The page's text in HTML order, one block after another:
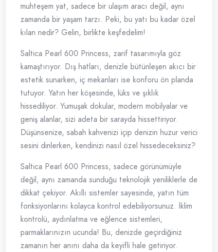
muhteşem yat, sadece bir ulaşım aracı değil, aynı
zamanda bir yaşam tarzı. Peki, bu yatı bu kadar özel
kılan nedir? Gelin, birlikte keşfedelim!
Saltica Pearl 600 Princess, zarif tasarımıyla göz
kamaştırıyor. Dış hatları, denizle bütünleşen akıcı bir
estetik sunarken, iç mekanları ise konforu ön planda
tutuyor. Yatın her köşesinde, lüks ve şıklık
hissediliyor. Yumuşak dokular, modern mobilyalar ve
geniş alanlar, sizi adeta bir sarayda hissettiriyor.
Düşünsenize, sabah kahvenizi içip denizin huzur verici
sesini dinlerken, kendinizi nasıl özel hissedeceksiniz?
Saltica Pearl 600 Princess, sadece görünümüyle
değil, aynı zamanda sunduğu teknolojik yeniliklerle de
dikkat çekiyor. Akıllı sistemler sayesinde, yatın tüm
fonksiyonlarını kolayca kontrol edebiliyorsunuz. İklim
kontrolü, aydınlatma ve eğlence sistemleri,
parmaklarınızın ucunda! Bu, denizde geçirdiğiniz
zamanın her anını daha da keyifli hale getiriyor.